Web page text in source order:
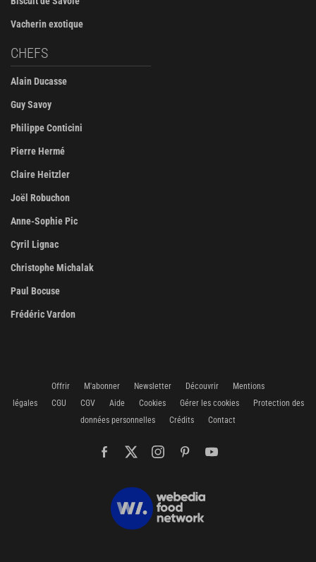
Vacherin exotique
CHEFS
Alain Ducasse
Guy Savoy
Philippe Conticini
Pierre Hermé
Claire Heitzler
Joël Robuchon
Anne-Sophie Pic
Cyril Lignac
Christophe Michalak
Paul Bocuse
Frédéric Vardon
Offrir M'abonner Newsletter Découvrir
Mentions
légales
CGU CGV Aide Cookies Gérer les cookies
Protection des
données personnelles
Crédits Contact